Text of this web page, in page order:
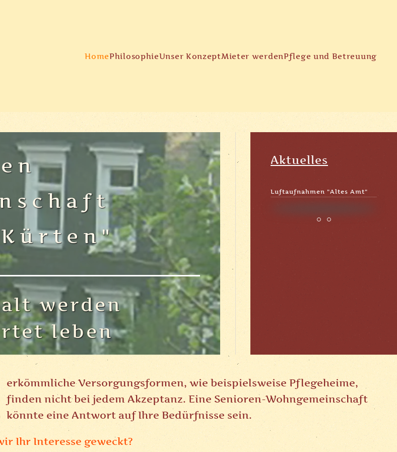
HomePhilosophieUnser KonzeptMieter werdenPflege und Betreuung
werden
leben
Aktuelles
Luftaufnahmen "Altes Amt"
erkömmliche Versorgungsformen, wie beispielsweise Pflegeheime,
finden nicht bei jedem Akzeptanz. Eine Senioren-Wohngemeinschaft
könnte eine Antwort auf Ihre Bedürfnisse sein.
Ihr Interesse geweckt?